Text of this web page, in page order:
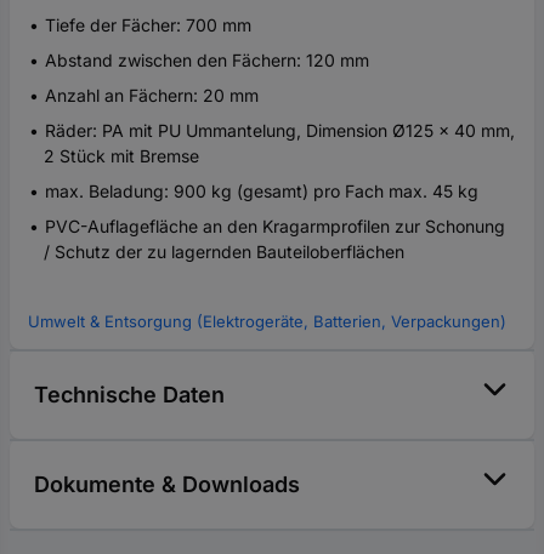
Tiefe der Fächer: 700 mm
Abstand zwischen den Fächern: 120 mm
Anzahl an Fächern: 20 mm
Räder: PA mit PU Ummantelung, Dimension Ø125 x 40 mm,
2 Stück mit Bremse
max. Beladung: 900 kg (gesamt) pro Fach max. 45 kg
PVC-Auflagefläche an den Kragarmprofilen zur Schonung
/ Schutz der zu lagernden Bauteiloberflächen
Umwelt & Entsorgung (Elektrogeräte, Batterien, Verpackungen)
Technische Daten
Dokumente & Downloads